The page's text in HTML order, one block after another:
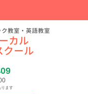
教室・英語教室
カル
クール
ります